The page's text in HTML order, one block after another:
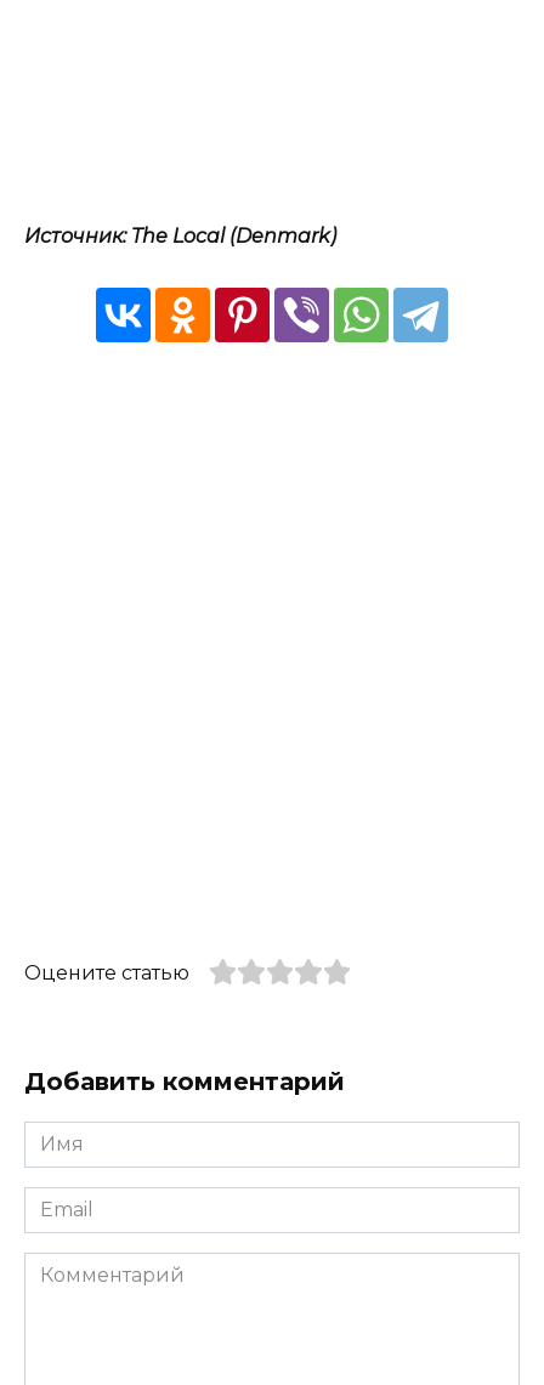
Источник: The Local (Denmark)
Оцените статью
Добавить комментарий
Имя
*
Email
*
Комментарий